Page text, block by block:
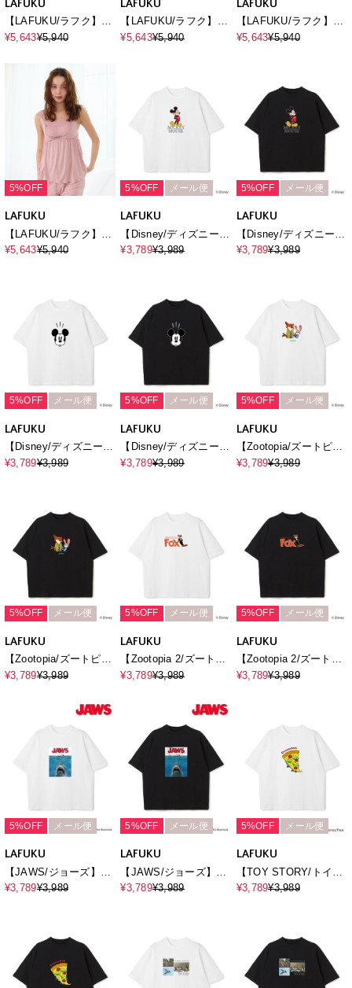
LAFUKU
【LAFUKU/ラフク】ナ
イトブラ付きルームウ
ンツセット
¥5,643¥5,940
LAFUKU
【LAFUKU/ラフク】ナ
イトブラ付きルームウ
¥5,643¥5,940
LAFUKU
【LAFUKU/ラフク】ナ
イトブラ付きルームウ
¥5,643¥5,940
5%OFF
LAFUKU
【LAFUKU/ラフク】ナ
イトブラ付きルームウ
¥5,643¥5,940
5%OFF メール便
LAFUKU
【Disney/ディズニー】
Mickey Mouse / ミッキ
¥3,789¥3,989
5%OFF メール便
LAFUKU
【Disney/ディズニー】
Mickey Mouse / ミッキ
¥3,789¥3,989
5%OFF メール便
LAFUKU
【Disney/ディズニー】
Mickey Mouse / ミッキ
shirt《UNISEX》
¥3,789¥3,989
5%OFF メール便
LAFUKU
【Disney/ディズニー】
Mickey Mouse / ミッキ
shirt《UNISEX》
¥3,789¥3,989
5%OFF メール便
LAFUKU
【Zootopia/ズートピ
ア】キャラクタープリ
shirt《UNISEX》
¥3,789¥3,989
5%OFF メール便
LAFUKU
【Zootopia/ズートピ
ア】キャラクタープリ
シャツ / Over Harf
shirt《UNISEX》
¥3,789¥3,989
5%OFF メール便
LAFUKU
【Zootopia 2/ズートピ
ア2】タキシード ニッ
Over Harf Sleeve T-
shirt《UNISEX》
¥3,789¥3,989
5%OFF メール便
LAFUKU
【Zootopia 2/ズートピ
ア2】タキシード ニッ
¥3,789¥3,989
5%OFF メール便
LAFUKU
【JAWS/ジョーズ】ヴ
ィンテージライクビッ
¥3,789¥3,989
5%OFF メール便
LAFUKU
【JAWS/ジョーズ】ヴ
ィンテージライクビッ
¥3,789¥3,989
5%OFF メール便
LAFUKU
【TOY STORY/トイ・
ストーリー】エイリア
shirt《UNISEX》
¥3,789¥3,989